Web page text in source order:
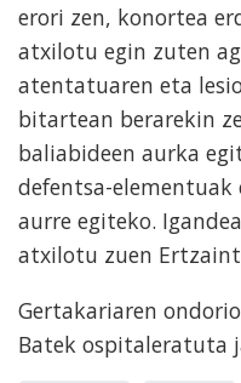
erori zen, konortea
atxilotu egin zuten
atentatuaren eta
bitartean berarekin
baliabideen aurka
defentsa-
aurre egiteko.
atxilotu zuen
Gertakariaren
Batek ospitaleratuta